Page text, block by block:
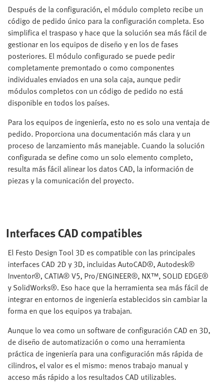
Después de la configuración, el módulo completo recibe un
código de pedido único para la configuración completa. Eso
simplifica el traspaso y hace que la solución sea más fácil de
gestionar en los equipos de diseño y en los de fases
posteriores. El módulo configurado se puede pedir
completamente premontado o como componentes
individuales enviados en una sola caja, aunque pedir
módulos completos con un código de pedido no está
disponible en todos los países.
Para los equipos de ingeniería, esto no es solo una ventaja de
pedido. Proporciona una documentación más clara y un
proceso de lanzamiento más manejable. Cuando la solución
configurada se define como un solo elemento completo,
resulta más fácil alinear los datos CAD, la información de
piezas y la comunicación del proyecto.
Interfaces CAD compatibles
El Festo Design Tool 3D es compatible con las principales
interfaces CAD 2D y 3D, incluidas AutoCAD®, Autodesk®
Inventor®, CATIA® V5, Pro/ENGINEER®, NX™, SOLID EDGE®
y SolidWorks®. Eso hace que la herramienta sea más fácil de
integrar en entornos de ingeniería establecidos sin cambiar la
forma en que los equipos ya trabajan.
Aunque lo vea como un software de configuración CAD en 3D,
de diseño de automatización o como una herramienta
práctica de ingeniería para una configuración más rápida de
cilindros, el valor es el mismo: menos trabajo manual y
acceso más rápido a los resultados CAD utilizables.